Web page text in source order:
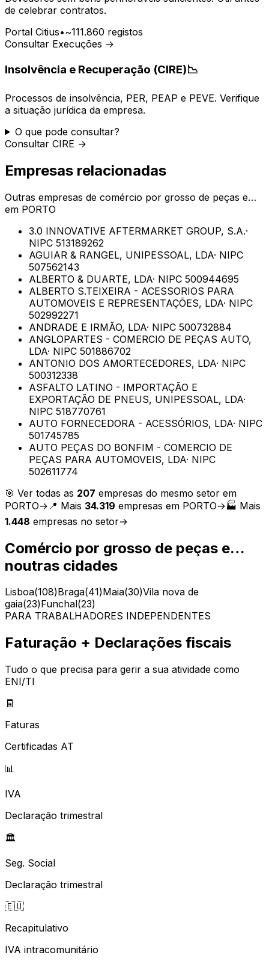
de celebrar contratos.
Portal Citius•~111.860 registos
Consultar Execuções →
Insolvência e Recuperação (CIRE)📉
Processos de insolvência, PER, PEAP e PEVE. Verifique
a situação jurídica da empresa.
O que pode consultar?
Consultar CIRE →
Empresas relacionadas
Outras empresas de comércio por grosso de peças e…
em PORTO
3.0 INNOVATIVE AFTERMARKET GROUP, S.A.·
NIPC 513189262
AGUIAR & RANGEL, UNIPESSOAL, LDA· NIPC
507562143
ALBERTO & DUARTE, LDA· NIPC 500944695
ALBERTO S.TEIXEIRA - ACESSORIOS PARA
AUTOMOVEIS E REPRESENTAÇÕES, LDA· NIPC
502992271
ANDRADE E IRMÃO, LDA· NIPC 500732884
ANGLOPARTES - COMERCIO DE PEÇAS AUTO,
LDA· NIPC 501886702
ANTONIO DOS AMORTECEDORES, LDA· NIPC
500312338
ASFALTO LATINO - IMPORTAÇÃO E
EXPORTAÇÃO DE PNEUS, UNIPESSOAL, LDA·
NIPC 518770761
AUTO FORNECEDORA - ACESSÓRIOS, LDA· NIPC
501745785
AUTO PEÇAS DO BONFIM - COMERCIO DE
PEÇAS PARA AUTOMOVEIS, LDA· NIPC
502611774
🎯 Ver todas as 207 empresas do mesmo setor em
PORTO→ 📍 Mais 34.319 empresas em PORTO→🏭 Mais
1.448 empresas no setor→
Comércio por grosso de peças e…
noutras cidades
Lisboa(108)Braga(41)Maia(30)Vila nova de
gaia(23)Funchal(23)
PARA TRABALHADORES INDEPENDENTES
Faturação + Declarações fiscais
Tudo o que precisa para gerir a sua atividade como
ENI/TI
🧾
Faturas
Certificadas AT
📊
IVA
Declaração trimestral
🏛️
Seg. Social
Declaração trimestral
🇪🇺
Recapitulativo
IVA intracomunitário